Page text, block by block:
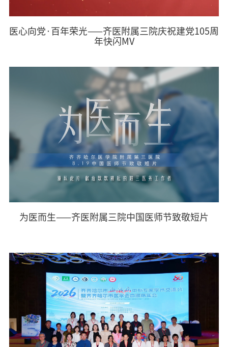
医心向党·百年荣光——齐医附属三院庆祝建党105周
年快闪MV
为医而生——齐医附属三院中国医师节致敬短片